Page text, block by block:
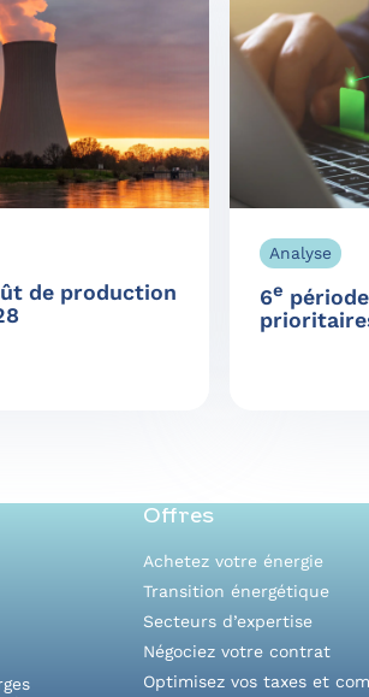
de production
Analyse
6e
Offres
Achetez votre énergie
Transition énergétique
Secteurs d’expertise
Négociez votre contrat
Optimisez vos taxes et